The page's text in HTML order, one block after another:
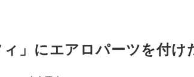
」にエアロパーツを付け